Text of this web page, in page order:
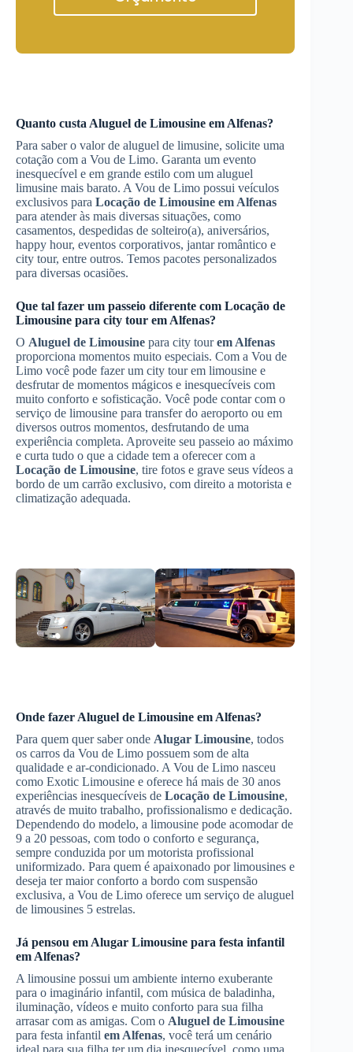
Quanto custa Aluguel de Limousine em Alfenas?
Para saber o valor de aluguel de limusine, solicite uma
cotação com a Vou de Limo. Garanta um evento
inesquecível e em grande estilo com um aluguel
limusine mais barato. A Vou de Limo possui veículos
exclusivos para Locação de Limousine em Alfenas
para atender às mais diversas situações, como
casamentos, despedidas de solteiro(a), aniversários,
happy hour, eventos corporativos, jantar romântico e
city tour, entre outros. Temos pacotes personalizados
para diversas ocasiões.
Que tal fazer um passeio diferente com Locação de
Limousine para city tour em Alfenas?
O Aluguel de Limousine para city tourem Alfenas
proporciona momentos muito especiais. Com a Vou de
Limo você pode fazer um city tour em limousine e
desfrutar de momentos mágicos e inesquecíveis com
muito conforto e sofisticação. Você pode contar com o
serviço de limousine para transfer do aeroporto ou em
diversos outros momentos, desfrutando de uma
experiência completa. Aproveite seu passeio ao máximo
e curta tudo o que a cidade tem a oferecer com a
Locação de Limousine, tire fotos e grave seus vídeos a
bordo de um carrão exclusivo, com direito a motorista e
climatização adequada.
Onde fazer Aluguel de Limousine em Alfenas?
Para quem quer saber onde Alugar Limousine, todos
os carros da Vou de Limo possuem som de alta
qualidade e ar-condicionado. A Vou de Limo nasceu
como Exotic Limousine e oferece há mais de 30 anos
experiências inesquecíveis de Locação de Limousine,
através de muito trabalho, profissionalismo e dedicação.
Dependendo do modelo, a limousine pode acomodar de
9 a 20 pessoas, com todo o conforto e segurança,
sempre conduzida por um motorista profissional
uniformizado. Para quem é apaixonado por limousines e
deseja ter maior conforto a bordo com suspensão
exclusiva, a Vou de Limo oferece um serviço de aluguel
de limousines 5 estrelas.
Já pensou em Alugar Limousine para festa infantil
em Alfenas?
A limousine possui um ambiente interno exuberante
para o imaginário infantil, com música de baladinha,
iluminação, vídeos e muito conforto para sua filha
arrasar com as amigas. Com o Aluguel de Limousine
para festa infantil em Alfenas, você terá um cenário
ideal para sua filha ter um dia inesquecível, como uma